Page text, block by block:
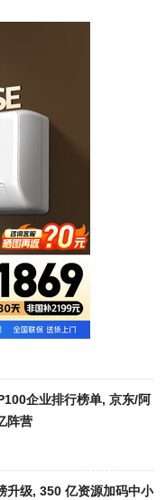
企业排行榜单, 京东/阿
阵营
升级, 350 亿资源加码中小